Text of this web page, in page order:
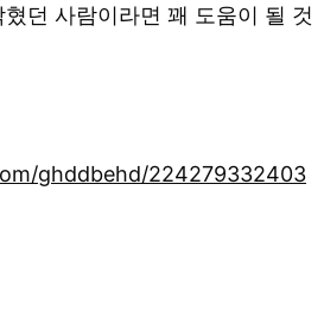
던 사람이라면 꽤 도움이 될 것
ghddbehd/224279332403